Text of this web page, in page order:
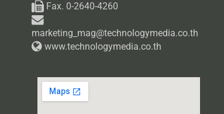
Fax. 0-2640-4260
marketing_mag@technologymedia.co.th
www.technologymedia.co.th